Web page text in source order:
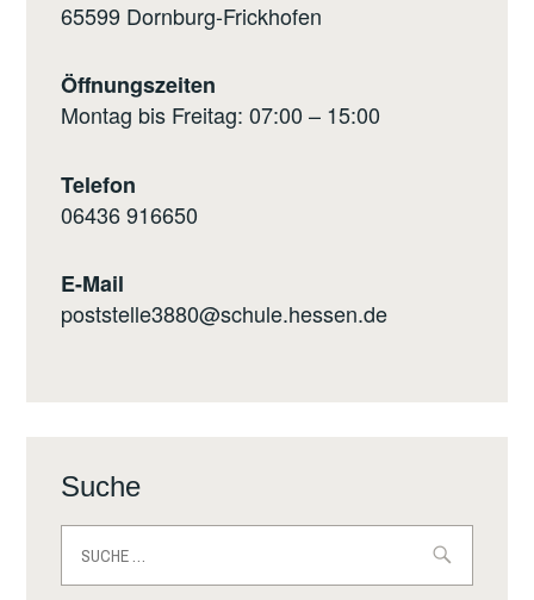
65599 Dornburg-Frickhofen
Öffnungszeiten
Montag bis Freitag: 07:00 – 15:00
Telefon
06436 916650
E-Mail
poststelle3880@schule.hessen.de
Suche
nach: